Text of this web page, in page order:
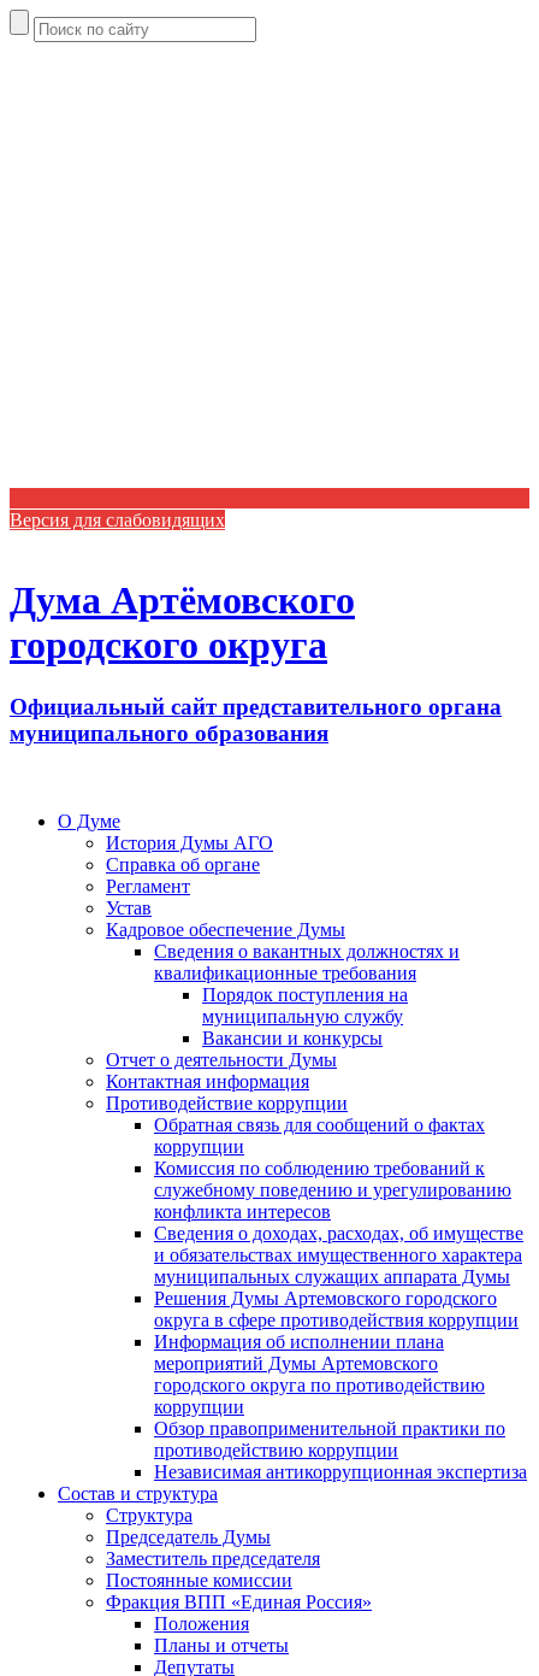
Версия для слабовидящих
Дума Артёмовского
городского округа
Официальный сайт представительного органа
муниципального образования
О Думе
История Думы АГО
Справка об органе
Регламент
Устав
Кадровое обеспечение Думы
Сведения о вакантных должностях и
квалификационные требования
Порядок поступления на
муниципальную службу
Вакансии и конкурсы
Отчет о деятельности Думы
Контактная информация
Противодействие коррупции
Обратная связь для сообщений о фактах
коррупции
Комиссия по соблюдению требований к
служебному поведению и урегулированию
конфликта интересов
Сведения о доходах, расходах, об имуществе
и обязательствах имущественного характера
муниципальных служащих аппарата Думы
Решения Думы Артемовского городского
округа в сфере противодействия коррупции
Информация об исполнении плана
мероприятий Думы Артемовского
городского округа по противодействию
коррупции
Обзор правоприменительной практики по
противодействию коррупции
Независимая антикоррупционная экспертиза
Состав и структура
Структура
Председатель Думы
Заместитель председателя
Постоянные комиссии
Фракция ВПП «Единая Россия»
Положения
Планы и отчеты
Депутаты